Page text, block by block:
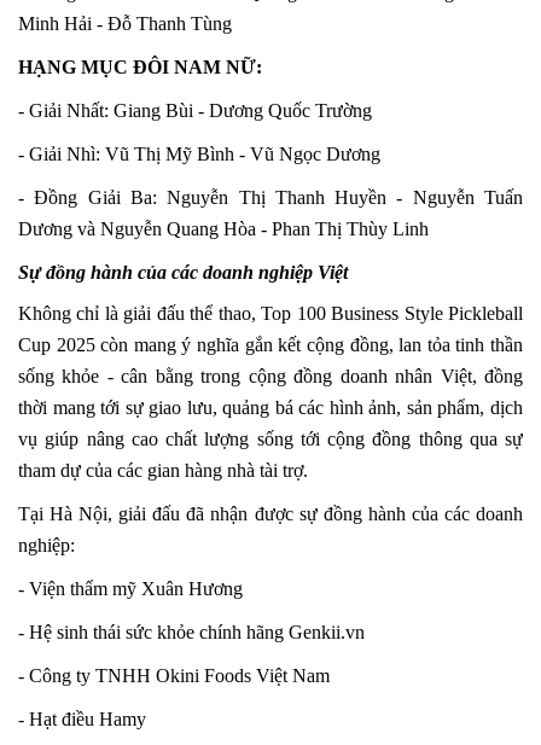
Minh Hải - Đỗ Thanh Tùng
HẠNG MỤC ĐÔI NAM NỮ:
- Giải Nhất: Giang Bùi - Dương Quốc Trường
- Giải Nhì: Vũ Thị Mỹ Bình - Vũ Ngọc Dương
- Đồng Giải Ba: Nguyễn Thị Thanh Huyền - Nguyễn Tuấn
Dương và Nguyễn Quang Hòa - Phan Thị Thùy Linh
Sự đồng hành của các doanh nghiệp Việt
Không chỉ là giải đấu thể thao, Top 100 Business Style Pickleball
Cup 2025 còn mang ý nghĩa gắn kết cộng đồng, lan tỏa tinh thần
sống khỏe - cân bằng trong cộng đồng doanh nhân Việt, đồng
thời mang tới sự giao lưu, quảng bá các hình ảnh, sản phẩm, dịch
vụ giúp nâng cao chất lượng sống tới cộng đồng thông qua sự
tham dự của các gian hàng nhà tài trợ.
Tại Hà Nội, giải đấu đã nhận được sự đồng hành của các doanh
nghiệp:
- Viện thẩm mỹ Xuân Hương
- Hệ sinh thái sức khỏe chính hãng Genkii.vn
- Công ty TNHH Okini Foods Việt Nam
- Hạt điều Hamy